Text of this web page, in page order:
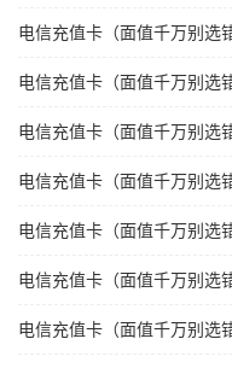
电信充值卡（面值千万别选
电信充值卡（面值千万别选
电信充值卡（面值千万别选
电信充值卡（面值千万别选
电信充值卡（面值千万别选
电信充值卡（面值千万别选
电信充值卡（面值千万别选